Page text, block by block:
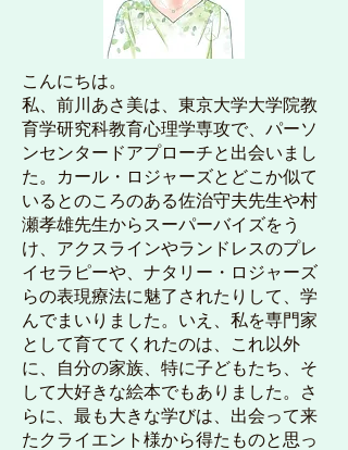
こんにちは。
私、前川あさ美は、東京大学大学院教
育学研究科教育心理学専攻で、パーソ
ンセンタードアプローチと出会いまし
た。カール・ロジャーズとどこか似て
いるとのころのある佐治守夫先生や村
瀬孝雄先生からスーパーバイズをう
け、アクスラインやランドレスのプレ
イセラピーや、ナタリー・ロジャーズ
らの表現療法に魅了されたりして、学
んでまいりました。いえ、私を専門家
として育ててくれたのは、これ以外
に、自分の家族、特に子どもたち、そ
して大好きな絵本でもありました。さ
らに、最も大きな学びは、出会って来
たクライエント様から得たものと思っ